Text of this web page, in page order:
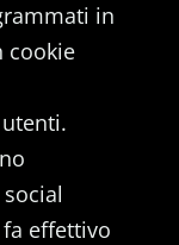
in
cookie
effettivo